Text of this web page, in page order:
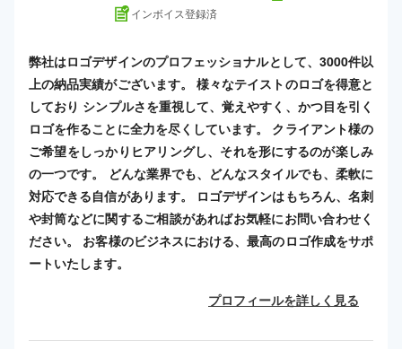
インボイス登録済
弊社はロゴデザインのプロフェッショナルとして、3000件以
上の納品実績がございます。 様々なテイストのロゴを得意と
しており シンプルさを重視して、覚えやすく、かつ目を引く
ロゴを作ることに全力を尽くしています。 クライアント様の
ご希望をしっかりヒアリングし、それを形にするのが楽しみ
の一つです。 どんな業界でも、どんなスタイルでも、柔軟に
対応できる自信があります。 ロゴデザインはもちろん、名刺
や封筒などに関するご相談があればお気軽にお問い合わせく
ださい。 お客様のビジネスにおける、最高のロゴ作成をサポ
ートいたします。
プロフィールを詳しく見る